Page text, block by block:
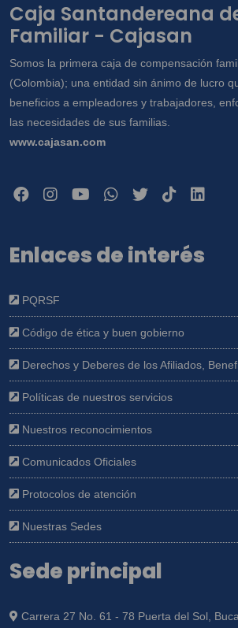
Caja Santandereana
Familiar - Cajasan
Somos la primera caja de compensación
(Colombia); una entidad sin ánimo de lucro
beneficios a empleadores y trabajadores,
las necesidades de sus familias.
www.cajasan.com
Enlaces de interés
PQRSF
Código de ética y buen gobierno
Derechos y Deberes de los Afiliados,
Políticas de nuestros servicios
Nuestros reconocimientos
Comunicados Oficiales
Protocolos de atención
Nuestras Sedes
Sede principal
Carrera 27 No. 61 - 78 Puerta del Sol,